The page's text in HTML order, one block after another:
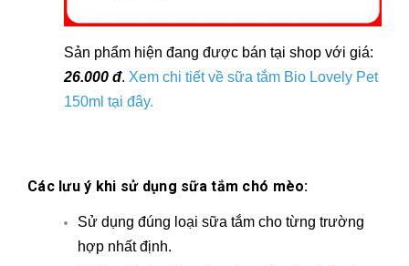
Sản phẩm hiện đang được bán tại shop với giá:
26.000 đ. Xem chi tiết về sữa tắm Bio Lovely Pet
150ml tại đây.
Các lưu ý khi sử dụng sữa tắm chó mèo:
Sử dụng đúng loại sữa tắm cho từng trường
hợp nhất định.